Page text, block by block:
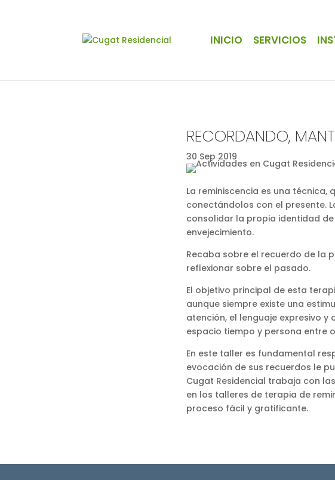
INICIO SERVICIOS
RECORDANDO,
30 Sep 2019
La reminiscencia es una
conectándolos con el presente.
consolidar la propia identidad
envejecimiento.
Recaba sobre el recuerdo de la
reflexionar sobre el pasado.
El objetivo principal de esta
aunque siempre existe una
atención, el lenguaje expresivo
espacio tiempo y persona entre
En este taller es fundamental
evocación de sus recuerdos le
Cugat Residencial trabaja con
en los talleres de terapia de
proceso fácil y gratificante.